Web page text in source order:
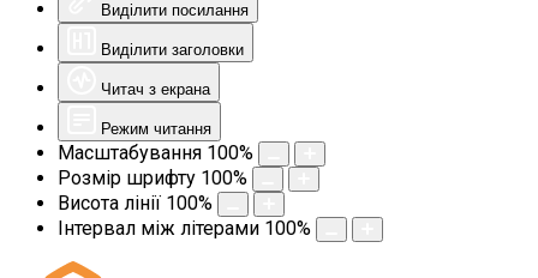
Виділити посилання
Виділити заголовки
Читач з екрана
Режим читання
Масштабування 100%
Розмір шрифту 100%
Висота лінії 100%
Інтервал між літерами 100%